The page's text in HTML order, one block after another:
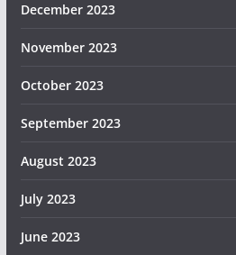
December 2023
November 2023
October 2023
September 2023
August 2023
July 2023
June 2023